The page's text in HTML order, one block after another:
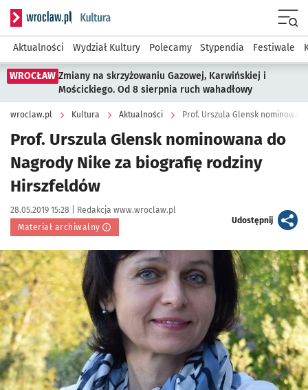
Serwis informacyjny wroclaw.pl podserwis: Kultura
Aktualności Wydział Kultury Polecamy Stypendia Festiwale
WROCŁAW Zmiany na skrzyżowaniu Gazowej, Karwińskiej i
Mościckiego. Od 8 sierpnia ruch wahadłowy
wroclaw.pl Kultura Aktualności
Prof. Urszula Glensk nominowana do
Nagrody Nike za biografię rodziny
Hirszfeldów
Data publikacji:
28.05.2019 15:28 | Autor:
Redakcja www.wroclaw.pl
Materiał archiwalny
Udostępnijartykuł
Kliknij, aby powiększyć